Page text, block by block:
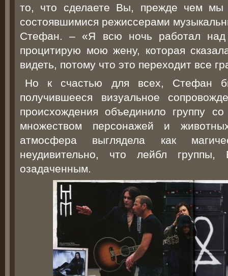
то, что сделаете Вы, прежде чем мы
состоявшимися режиссерами
Стефан. – «Я всю ночь работал
процитирую мою жену, которая
видеть, потому что это переходит все
Но к счастью для всех, Стефан
получившееся визуальное
происхождения объединило группу
множеством персонажей и
атмосфера выглядела как
неудивительно, что лейбл группы,
озадаченным.